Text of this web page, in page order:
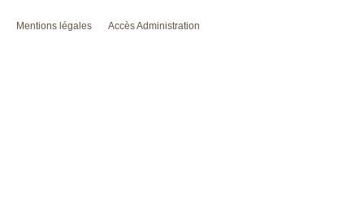
Mentions légales Accès Administration